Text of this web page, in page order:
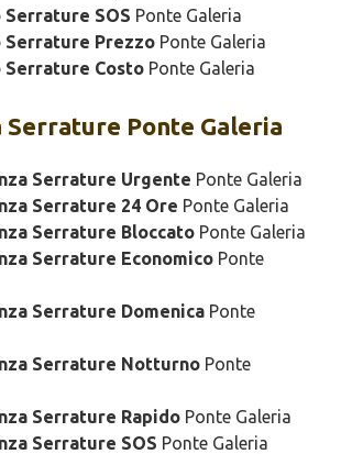
Serrature SOS Ponte Galeria
Serrature Prezzo Ponte Galeria
Serrature Costo Ponte Galeria
Serrature Ponte Galeria
Serrature Urgente Ponte Galeria
Serrature 24 Ore Ponte Galeria
Serrature Bloccato Ponte Galeria
Serrature Economico Ponte
Serrature Domenica Ponte
Serrature Notturno Ponte
Serrature Rapido Ponte Galeria
Serrature SOS Ponte Galeria